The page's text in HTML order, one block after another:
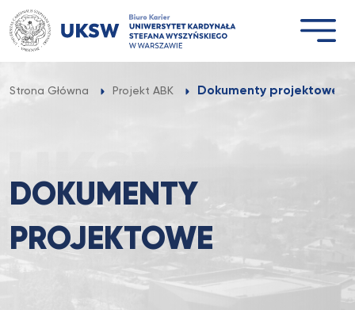
Przejdź
do
treści
Strona Główna Projekt ABK Dokumenty projektowe
DOKUMENTY
PROJEKTOWE